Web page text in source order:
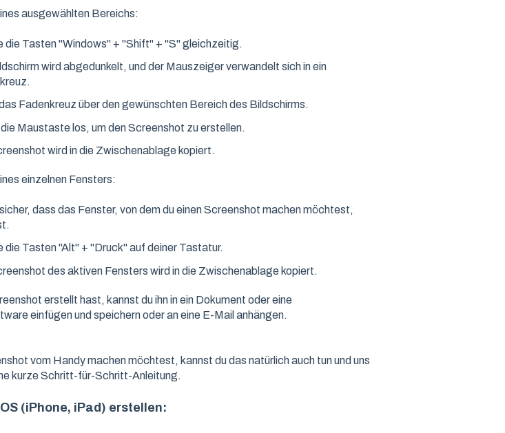
ausgewählten Bereichs:
die Tasten "Windows" + "Shift" + "S" gleichzeitig.
wird abgedunkelt, und der Mauszeiger verwandelt sich in ein
Fadenkreuz über den gewünschten Bereich des Bildschirms.
Maustaste los, um den Screenshot zu erstellen.
wird in die Zwischenablage kopiert.
einzelnen Fensters:
dass das Fenster, von dem du einen Screenshot machen möchtest,
die Tasten "Alt" + "Druck" auf deiner Tastatur.
des aktiven Fensters wird in die Zwischenablage kopiert.
erstellt hast, kannst du ihn in ein Dokument oder eine
einfügen und speichern oder an eine E-Mail anhängen.
vom Handy machen möchtest, kannst du das natürlich auch tun und uns
kurze Schritt-für-Schritt-Anleitung.
(iPhone, iPad) erstellen: